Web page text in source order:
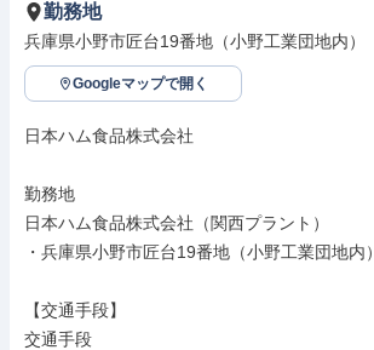
勤務地
兵庫県小野市匠台19番地（小野工業団地内）
Googleマップで開く
日本ハム食品株式会社
勤務地
日本ハム食品株式会社（関西プラント）
・兵庫県小野市匠台19番地（小野工業団地内）
【交通手段】
交通手段